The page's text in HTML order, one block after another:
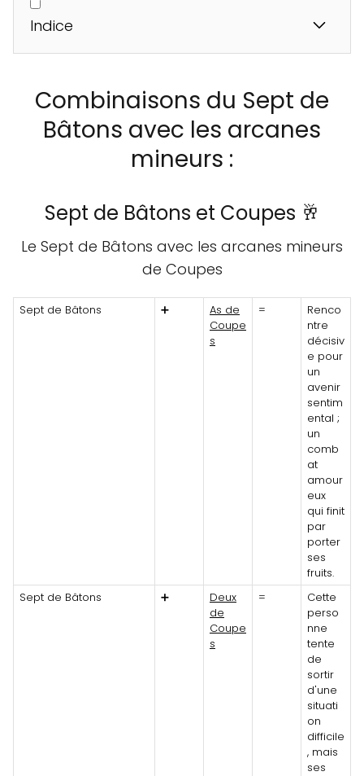
Indice
Combinaisons du Sept de
Bâtons avec les arcanes
mineurs :
Sept de Bâtons et Coupes 🥂
Le Sept de Bâtons avec les arcanes mineurs
de Coupes
Sept de Bâtons ➕
As de
Coupe
s
=
Renco
ntre
décisiv
e pour
un
avenir
sentim
ental ;
un
comb
at
amour
eux
qui finit
par
porter
ses
fruits.
Sept de Bâtons
➕
Deux
de
Coupe
s
=
Cette
perso
nne
tente
de
sortir
d'une
situati
on
difficile
, mais
ses